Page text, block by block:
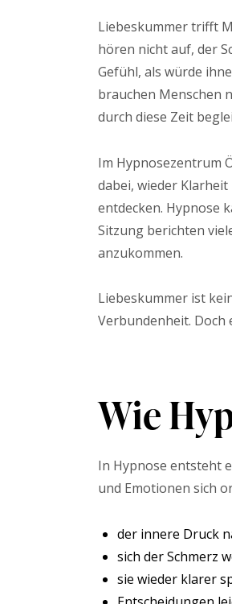
Liebeskummer trifft
hören nicht auf, der
Gefühl, als würde
brauchen Menschen
durch diese Zeit
Im Hypnosezentrum
dabei, wieder
entdecken. Hypnose
Sitzung berichten
anzukommen.
Liebeskummer ist
Verbundenheit. Doch
Wie
In Hypnose entsteht
und Emotionen sich
der innere Druck
sich der Schmerz
sie wieder klarer